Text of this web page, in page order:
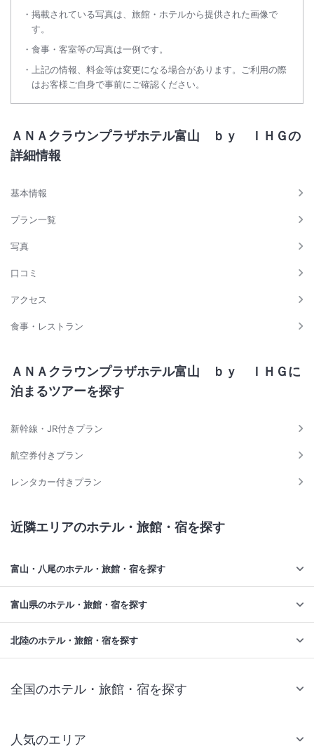
掲載されている写真は、旅館・ホテルから提供された画像で
す。
食事・客室等の写真は一例です。
上記の情報、料金等は変更になる場合があります。ご利用の際
はお客様ご自身で事前にご確認ください。
ＡＮＡクラウンプラザホテル富山 ｂｙ ＩＨＧの
詳細情報
基本情報
プラン一覧
写真
口コミ
アクセス
食事・レストラン
ＡＮＡクラウンプラザホテル富山 ｂｙ ＩＨＧに
泊まるツアーを探す
新幹線・JR付きプラン
航空券付きプラン
レンタカー付きプラン
近隣エリアのホテル・旅館・宿を探す
富山・八尾のホテル・旅館・宿を探す
富山県のホテル・旅館・宿を探す
北陸のホテル・旅館・宿を探す
全国のホテル・旅館・宿を探す
人気のエリア